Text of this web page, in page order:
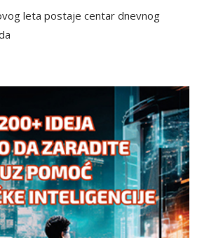
leta postaje centar dnevnog